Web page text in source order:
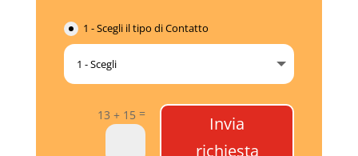
1 - Scegli il tipo di Contatto
13 + 15=
Invia
richiesta